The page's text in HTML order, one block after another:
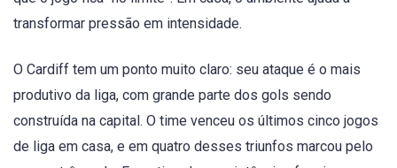
transformar pressão em intensidade.
O Cardiff tem um ponto muito claro: seu ataque é o mais
produtivo da liga, com grande parte dos gols sendo
construída na capital. O time venceu os últimos cinco jogos
de liga em casa, e em quatro desses triunfos marcou pelo